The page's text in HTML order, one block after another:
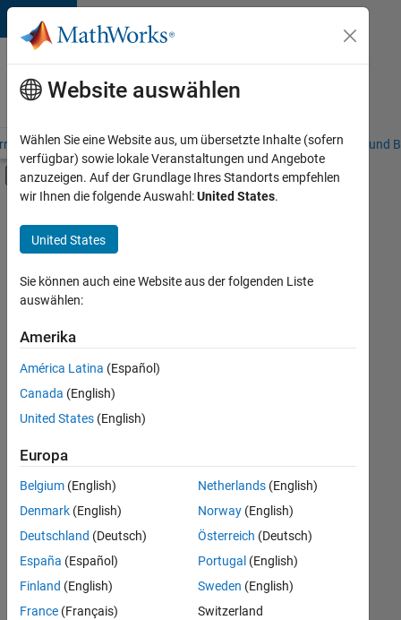
Weiter zum Inhalt
Karriere
bei
MathWorks
– Übersicht Stellensuche Niederlassungen Studierende und
Umschaltung für Off-Canvas-
Hauptinhalt
Commercial Sales
Customer Support
Inside Sales
Sales Operations
Marketing Communications
Business Model Team
Finance and Operations
+6
Derzeit
es
keine
offenen
Stellen,
Ihren
Suchkriterien
entsprechen.
können
die
Suchkriterien
weiter
fassen
Website auswählen
Wählen Sie eine Website aus, um übersetzte Inhalte (sofern
verfügbar) sowie lokale Veranstaltungen und Angebote
anzuzeigen. Auf der Grundlage Ihres Standorts empfehlen
wir Ihnen die folgende Auswahl:United States.
United States
Sie können auch eine Website aus der folgenden Liste
auswählen:
Amerika
América Latina (Español)
Canada (English)
United States (English)
Europa
Belgium (English)
Denmark (English)
Deutschland (Deutsch)
España (Español)
Finland (English)
France (Français)
Netherlands(English)
Norway(English)
Österreich (Deutsch)
Portugal (English)
Sweden (English)
Switzerland